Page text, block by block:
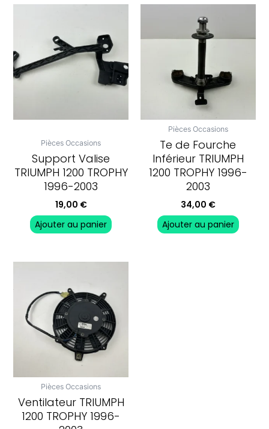
Pièces Occasions
Support Valise
TRIUMPH 1200 TROPHY
1996-2003
19,00 €
Ajouter au panier
Pièces Occasions
Te de Fourche
Inférieur TRIUMPH
1200 TROPHY 1996-
2003
34,00 €
Ajouter au panier
Pièces Occasions
Ventilateur TRIUMPH
1200 TROPHY 1996-